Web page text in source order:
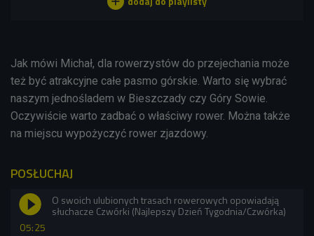
Jak mówi Michał, dla rowerzystów do przejechania może
też być atrakcyjne całe pasmo górskie. Warto się wybrać
naszym jednośladem w Bieszczady czy Góry Sowie.
Oczywiście warto zadbać o właściwy rower. Można także
na miejscu wypożyczyć rower zjazdowy.
POSŁUCHAJ
05:25
O swoich ulubionych trasach rowerowych opowiadają
słuchacze Czwórki (Najlepszy Dzień Tygodnia/Czwórka)